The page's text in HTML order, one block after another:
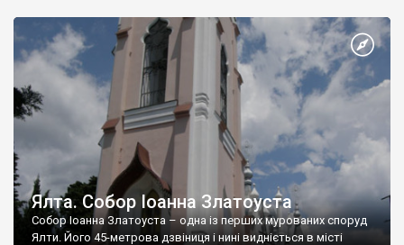
Ялта. Собор Іоанна Златоуста
Собор Іоанна Златоуста – одна із перших мурованих споруд
Ялти. Його 45-метрова дзвіниця і нині видніється в місті